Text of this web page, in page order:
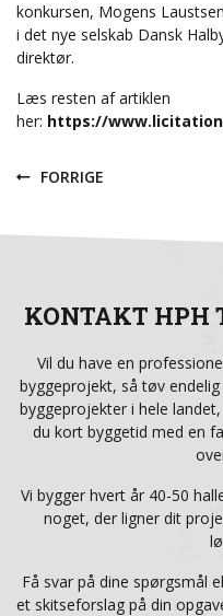
konkursen, Mogens
i det nye selskab Dansk
direktør.
Læs resten af artiklen
her: https://
FORRIGE
KONTAKT HPH
Vil du have en
byggeprojekt, så tøv
byggeprojekter i hele
du kort byggetid med en
Vi bygger hvert år 40-50
noget, der ligner dit
Få svar på dine spørgsmål
et skitseforslag på din